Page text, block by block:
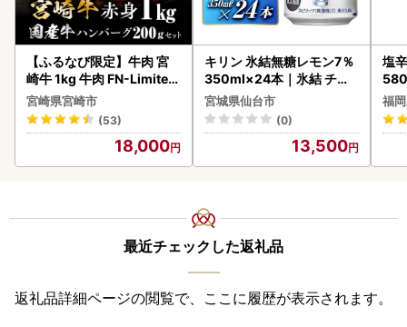
【ふるなび限定】牛肉 宮
崎牛 1kg 牛肉 FN-Limited
-VO
宮崎県宮崎市
(53)
18,000
キリン 氷結無糖レモン7％
350ml×24本｜氷結 チュ
ーハイ 仙台市
宮城県仙台市
(0)
13,500
塩
福
最近チェックした返礼品
返礼品詳細ページの閲覧で、ここに履歴が表示されます。